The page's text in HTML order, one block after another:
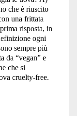
che è riuscito
una frittata
risposta, in
ogni
sempre più
da “vegan” e
che si
cruelty-free.